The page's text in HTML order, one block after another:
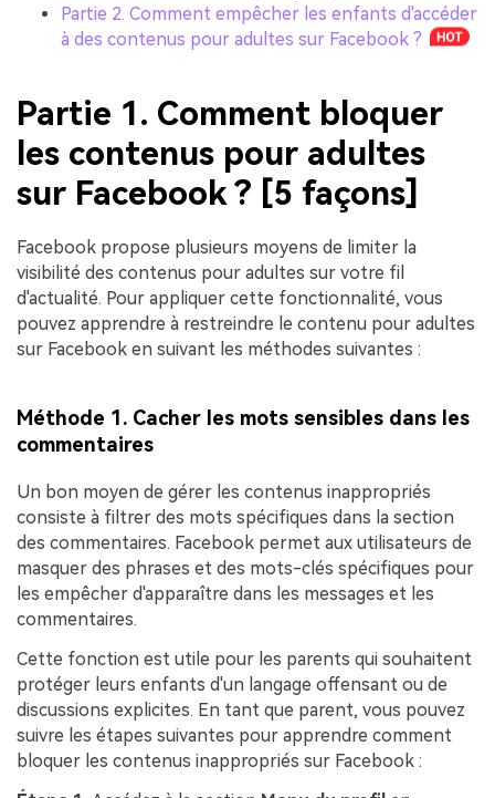
Partie 2. Comment empêcher les enfants d'accéder
à des contenus pour adultes sur Facebook ?
Partie 1. Comment bloquer
les contenus pour adultes
sur Facebook ? [5 façons]
Facebook propose plusieurs moyens de limiter la
visibilité des contenus pour adultes sur votre fil
d'actualité. Pour appliquer cette fonctionnalité, vous
pouvez apprendre à restreindre le contenu pour adultes
sur Facebook en suivant les méthodes suivantes :
Méthode 1. Cacher les mots sensibles dans les
commentaires
Un bon moyen de gérer les contenus inappropriés
consiste à filtrer des mots spécifiques dans la section
des commentaires. Facebook permet aux utilisateurs de
masquer des phrases et des mots-clés spécifiques pour
les empêcher d'apparaître dans les messages et les
commentaires.
Cette fonction est utile pour les parents qui souhaitent
protéger leurs enfants d'un langage offensant ou de
discussions explicites. En tant que parent, vous pouvez
suivre les étapes suivantes pour apprendre comment
bloquer les contenus inappropriés sur Facebook :